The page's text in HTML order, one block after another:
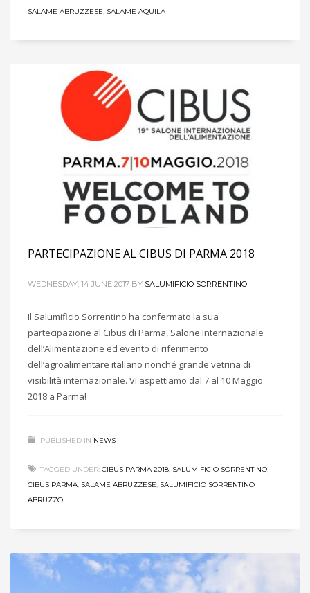
SALAME ABRUZZESE, SALAME AQUILA
PARTECIPAZIONE AL CIBUS DI PARMA 2018
WEDNESDAY, 14 JUNE 2017 BY SALUMIFICIO SORRENTINO
Il Salumificio Sorrentino ha confermato la sua
partecipazione al Cibus di Parma, Salone Internazionale
dell’Alimentazione ed evento di riferimento
dell’agroalimentare italiano nonché grande vetrina di
visibilità internazionale. Vi aspettiamo dal 7 al 10 Maggio
2018 a Parma!
PUBLISHED IN NEWS
TAGGED UNDER: CIBUS PARMA 2018, SALUMIFICIO SORRENTINO,
CIBUS PARMA, SALAME ABRUZZESE, SALUMIFICIO SORRENTINO
ABRUZZO